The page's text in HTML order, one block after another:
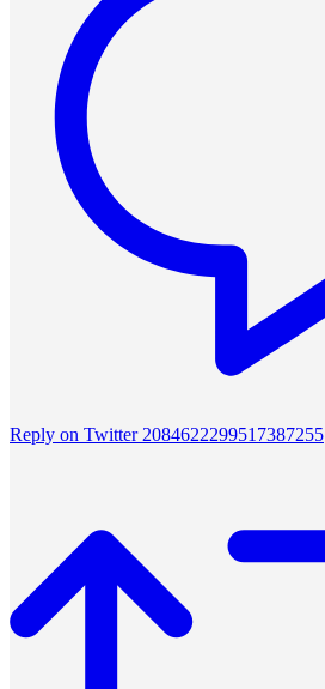
Reply on Twitter 2084622299517387255